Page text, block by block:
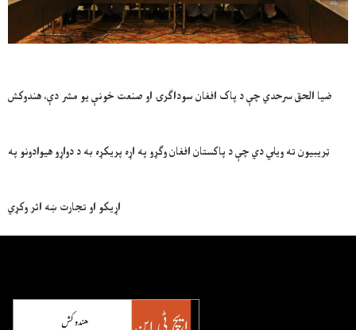
ضیا الحق سرحدي چې د پاک افغان سوداګرۍ او صنعت خونې یو مشر دې، هندوکش
ټریبیون ته ویلي دي چې د پاکستان افغان وګړو په اړه پریکړه به د دواړو هیوادونو په
اړیکو او تجارت ښه اثر وکړي